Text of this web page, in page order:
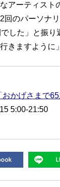
アーティスト
回のパーソナ
した」と振
きますように
かげさまで65
5:00-21:50